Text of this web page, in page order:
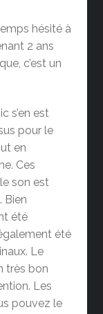
hésité à
2 ans
c’est un
s’en est
pour le
en
Ces
son est
Bien
été
été
Le
très bon
Les
pouvez le